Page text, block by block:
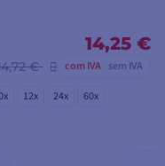
14,25 €
€ com IVA sem IVA
12x 24x 60x